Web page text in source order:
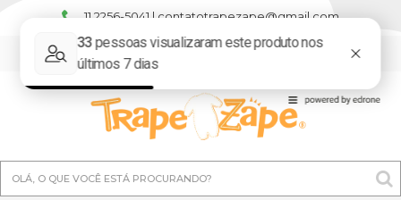
11 2256-5041 | contatotrapezape@gmail.com